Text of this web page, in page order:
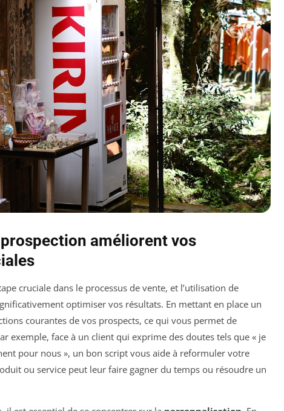
améliorent vos
cruciale dans le processus de vente, et l’utilisation de
optimiser vos résultats. En mettant en place un
courantes de vos prospects, ce qui vous permet de
exemple, face à un client qui exprime des doutes tels que « je
pour nous », un bon script vous aide à reformuler votre
ou service peut leur faire gagner du temps ou résoudre un